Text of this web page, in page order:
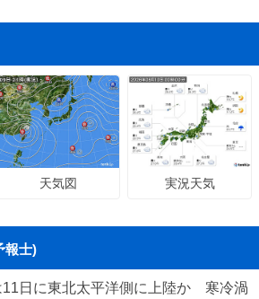
天気図 実況天気
報士)
11日に東北太平洋側に上陸か 寒冷渦